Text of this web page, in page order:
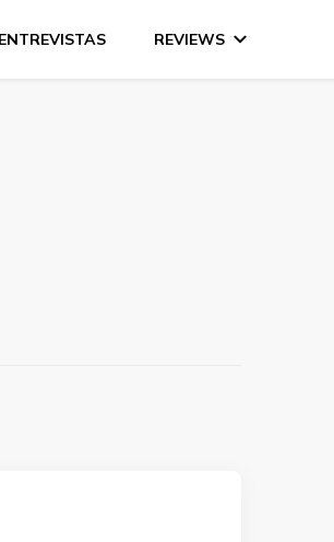
ENTREVISTAS REVIEWS